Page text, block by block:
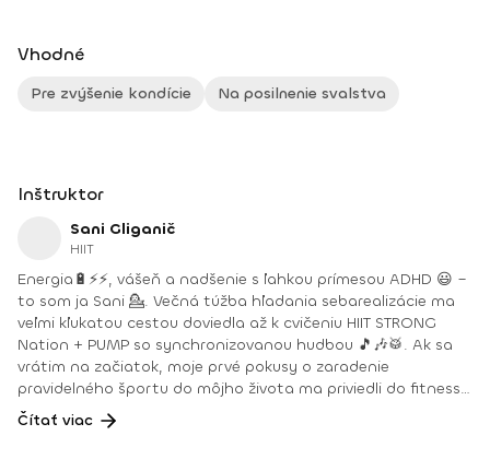
Vhodné
Pre zvýšenie kondície Na posilnenie svalstva
Inštruktor
Sani Gliganič
HIIT
Energia🔋⚡⚡, vášeň a nadšenie s ľahkou prímesou ADHD 😃 –
to som ja Sani 💁. Večná túžba hľadania sebarealizácie ma
veľmi kľukatou cestou doviedla až k cvičeniu HIIT STRONG
Nation + PUMP so synchronizovanou hudbou 🎵🎶🥁. Ak sa
vrátim na začiatok, moje prvé pokusy o zaradenie
pravidelného športu do môjho života ma priviedli do fitness
centra. Jedným krokom dnu a dvoma von 🙈 – rýchlo som
pochopila že toto nie je úplne miesto pre mňa. Hľadala som
Čítať viac